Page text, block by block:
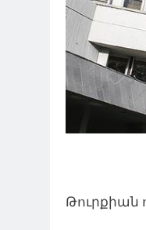
Թուրքիան